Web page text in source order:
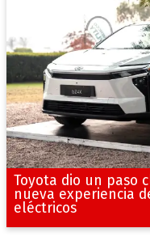
Toyota dio un paso
nueva experiencia
eléctricos